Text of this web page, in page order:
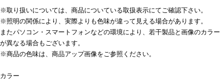
※取り扱いについては、商品についている取扱表示にてご確認下さい。
※照明の関係により、実際よりも色味が違って見える場合があります。
またパソコン・スマートフォンなどの環境により、若干製品と画像のカラー
が異なる場合もございます。
※商品の色味は、商品アップ画像をご参照ください。
カラー